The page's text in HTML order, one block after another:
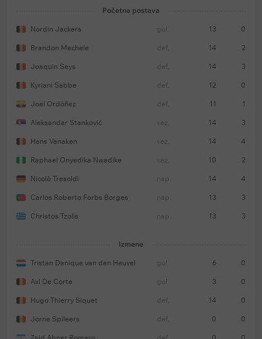
Početna postava
Nordin Jackers gol. 13 0
Brandon Mechele def. 14 2
Joaquin Seys def. 14 3
Kyriani Sabbe def. 12 0
Joel Ordóñez def. 11 1
Aleksandar Stanković vez. 14 3
Hans Vanaken vez. 14 4
Raphael Onyedika Nwadike vez. 10 2
Nicolò Tresoldi nap. 14 4
Carlos Roberto Forbs Borges nap. 13 3
Christos Tzolis nap. 13 3
Izmene
Tristan Danique van den Heuvel gol. 6 0
Axl De Corte gol. 3 0
Hugo Thierry Siquet def. 14 0
Jorne Spileers def. 0 0